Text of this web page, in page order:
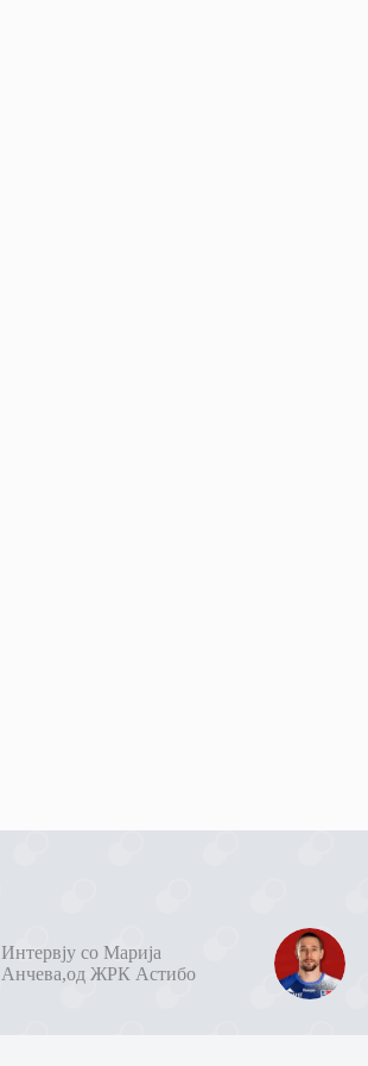
Интервју со Марија
Анчева,од ЖРК Астибо